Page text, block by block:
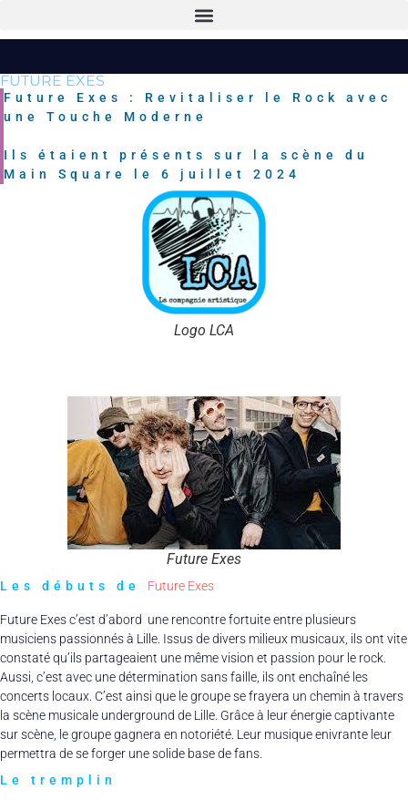
FUTURE EXES
Future Exes : Revitaliser le Rock avec
une Touche Moderne
Ils étaient présents sur la scène du
Main Square le 6 juillet 2024
Logo LCA
Future Exes
Les débuts de Future Exes
Future Exes c’est d’abord une rencontre fortuite entre plusieurs
musiciens passionnés à Lille. Issus de divers milieux musicaux, ils ont vite
constaté qu’ils partageaient une même vision et passion pour le rock.
Aussi, c’est avec une détermination sans faille, ils ont enchaîné les
concerts locaux. C’est ainsi que le groupe se frayera un chemin à travers
la scène musicale underground de Lille. Grâce à leur énergie captivante
sur scène, le groupe gagnera en notoriété. Leur musique enivrante leur
permettra de se forger une solide base de fans.
Le tremplin